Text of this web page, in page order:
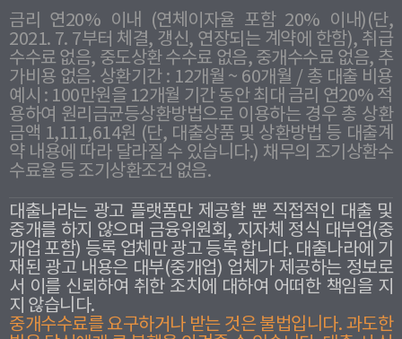
금리 연20% 이내 (연체이자율 포함 20% 이내)(단,
2021. 7. 7부터 체결, 갱신, 연장되는 계약에 한함), 취급
수수료 없음, 중도상환 수수료 없음, 중개수수료 없음, 추
가비용 없음. 상환기간 : 12개월 ~ 60개월 / 총 대출 비용
예시 : 100만원을 12개월 기간 동안 최대 금리 연20% 적
용하여 원리금균등상환방법으로 이용하는 경우 총 상환
금액 1,111,614원 (단, 대출상품 및 상환방법 등 대출계
약 내용에 따라 달라질 수 있습니다.) 채무의 조기상환수
수료율 등 조기상환조건 없음.
대출나라는 광고 플랫폼만 제공할 뿐 직접적인 대출 및
중개를 하지 않으며 금융위원회, 지자체 정식 대부업(중
개업 포함) 등록 업체만 광고 등록 합니다. 대출나라에 기
재된 광고 내용은 대부(중개업) 업체가 제공하는 정보로
서 이를 신뢰하여 취한 조치에 대하여 어떠한 책임을 지
지 않습니다.
중개수수료를 요구하거나 받는 것은 불법입니다. 과도한